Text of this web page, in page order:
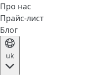
Про нас
Прайс-лист
Блог
uk